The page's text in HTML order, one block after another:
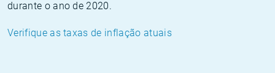
durante o ano de 2020.
Verifique as taxas de inflação atuais